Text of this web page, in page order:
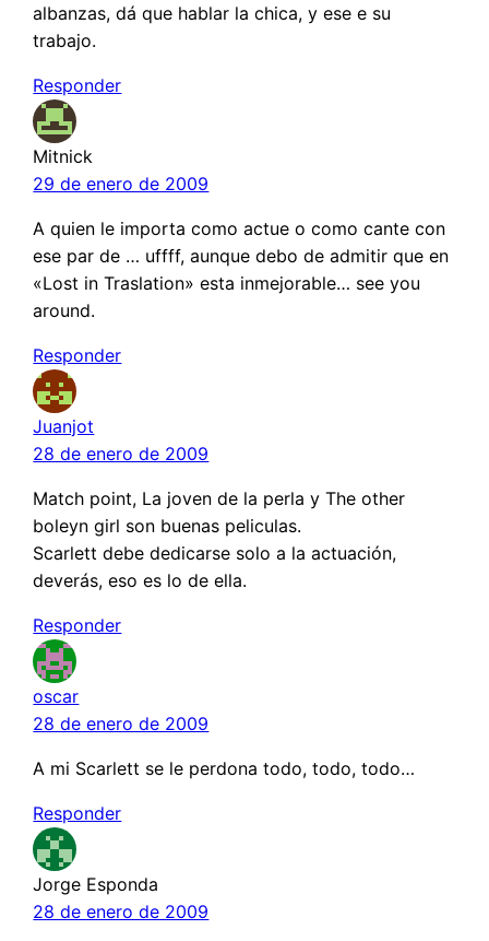
albanzas, dá que hablar la chica, y ese e su
trabajo.
Responder
Mitnick
29 de enero de 2009
A quien le importa como actue o como cante con
ese par de … uffff, aunque debo de admitir que en
«Lost in Traslation» esta inmejorable… see you
around.
Responder
Juanjot
28 de enero de 2009
Match point, La joven de la perla y The other
boleyn girl son buenas peliculas.
Scarlett debe dedicarse solo a la actuación,
deverás, eso es lo de ella.
Responder
oscar
28 de enero de 2009
A mi Scarlett se le perdona todo, todo, todo…
Responder
Jorge Esponda
28 de enero de 2009